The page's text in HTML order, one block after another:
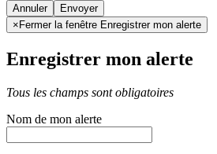
Annuler
× Fermer la fenêtre Enregistrer mon alerte
Enregistrer mon alerte
Tous les champs sont obligatoires
Nom de mon alerte